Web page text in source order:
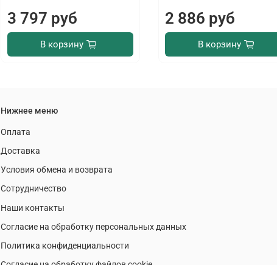
3 797 руб
В корзину
2 886 руб
В корзину
Нижнее меню
Оплата
Доставка
Условия обмена и возврата
Сотрудничество
Наши контакты
Согласие на обработку персональных данных
Политика конфиденциальности